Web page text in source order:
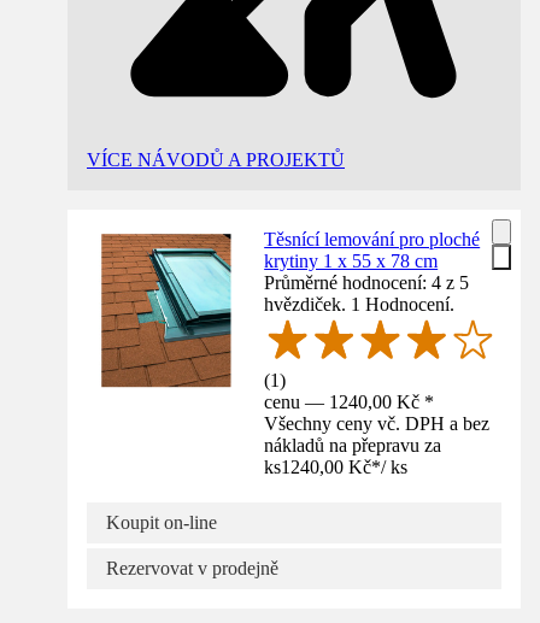
VÍCE NÁVODŮ A PROJEKTŮ
Těsnící lemování pro ploché
krytiny 1 x 55 x 78 cm
Průměrné hodnocení: 4 z 5
hvězdiček. 1 Hodnocení.
(1)
cenu — 1240,00 Kč *
Všechny ceny vč. DPH a bez
nákladů na přepravu za
ks1240,00 Kč*/ ks
Koupit on-line
Rezervovat v prodejně